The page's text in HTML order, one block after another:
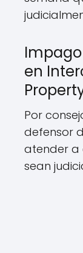
en
Por
defensor
atender a
sean